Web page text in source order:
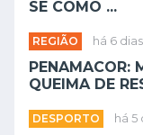
SE COMO ...
REGIÃO há 6 dias
PENAMACOR:
QUEIMA DE
DESPORTO há 5